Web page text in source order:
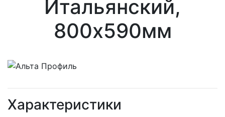
Итальянский,
800х590мм
Характеристики